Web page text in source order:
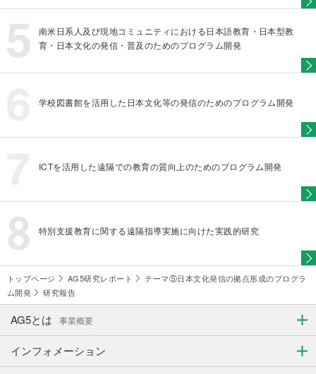
南米日系人及び現地コミュニティにおける日本語教育・日本型教
育・日本文化の発信・普及のためのプログラム開発
学校図書館を活用した日本文化等の発信のためのプログラム開発
ICTを活用した遠隔での教育の質向上のためのプログラム開発
特別支援教育に関する遠隔指導実施に向けた実践的研究
トップページ AG5研究レポート
テーマ⑤日本文化発信の拠点形成のプログラ
ム開発
研究報告
AG5とは 事業概要
インフォメーション